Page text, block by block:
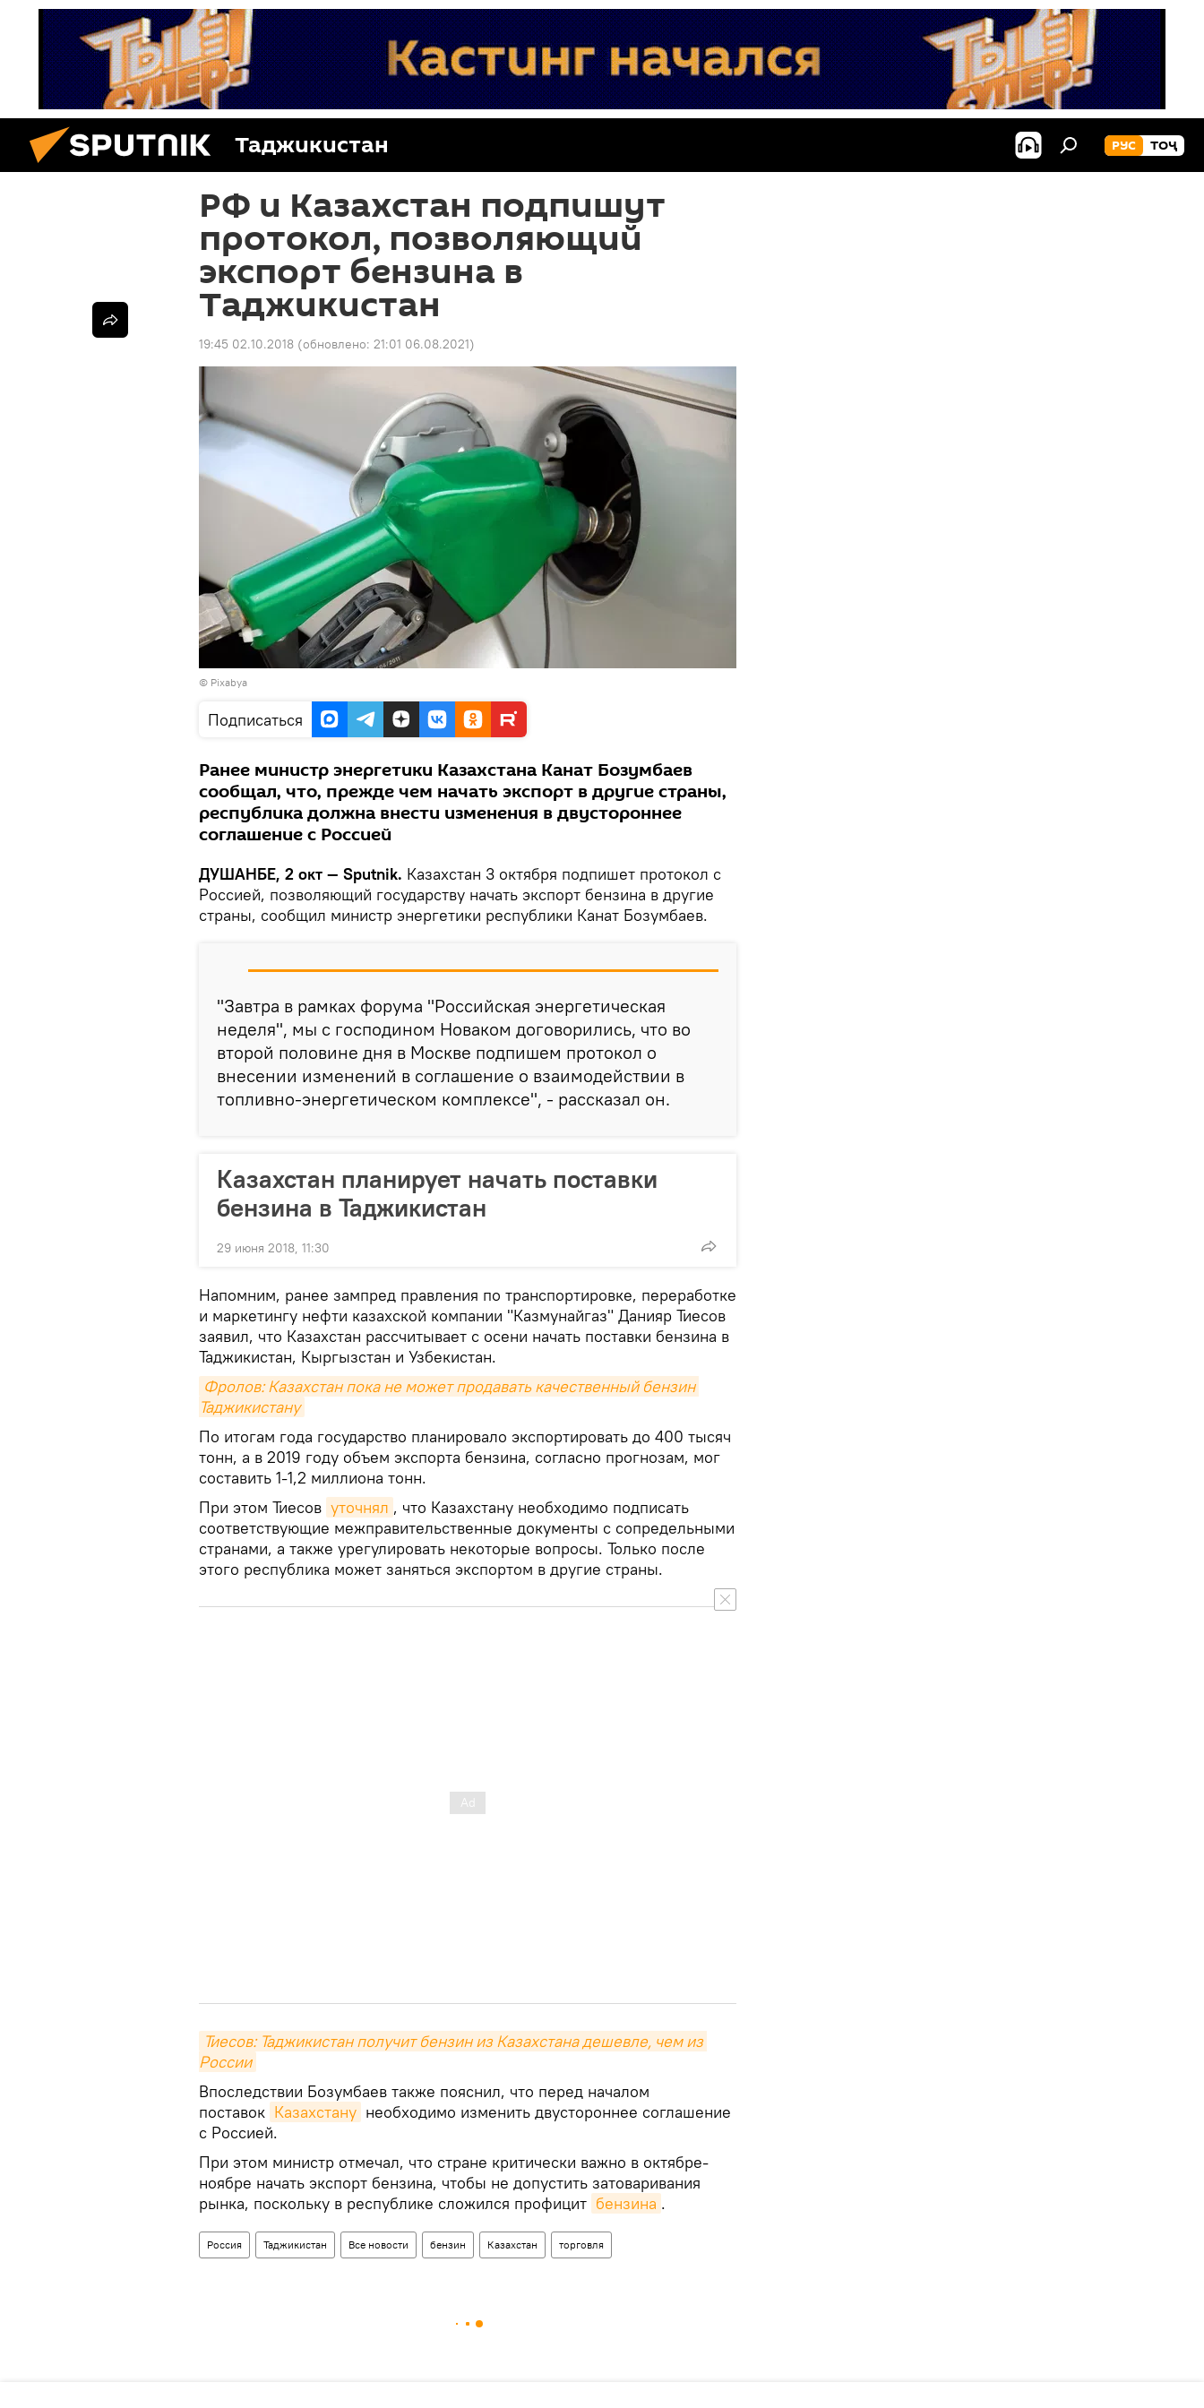
Таджикистан РУС ТОҶ
РФ и Казахстан подпишут
протокол, позволяющий
экспорт бензина в
Таджикистан
19:45 02.10.2018 (обновлено: 21:01 06.08.2021)
© Pixabya
Подписаться
Ранее министр энергетики Казахстана Канат Бозумбаев
сообщал, что, прежде чем начать экспорт в другие страны,
республика должна внести изменения в двустороннее
соглашение с Россией
ДУШАНБЕ, 2 окт — Sputnik. Казахстан 3 октября подпишет протокол с
Россией, позволяющий государству начать экспорт бензина в другие
страны, сообщил министр энергетики республики Канат Бозумбаев.
"Завтра в рамках форума "Российская энергетическая
неделя", мы с господином Новаком договорились, что во
второй половине дня в Москве подпишем протокол о
внесении изменений в соглашение о взаимодействии в
топливно-энергетическом комплексе", - рассказал он.
Казахстан планирует начать поставки
бензина в Таджикистан
29 июня 2018, 11:30
Напомним, ранее зампред правления по транспортировке, переработке
и маркетингу нефти казахской компании "Казмунайгаз" Данияр Тиесов
заявил, что Казахстан рассчитывает с осени начать поставки бензина в
Таджикистан, Кыргызстан и Узбекистан.
Фролов: Казахстан пока не может продавать качественный бензин
Таджикистану
По итогам года государство планировало экспортировать до 400 тысяч
тонн, а в 2019 году объем экспорта бензина, согласно прогнозам, мог
составить 1-1,2 миллиона тонн.
При этом Тиесов уточнял , что Казахстану необходимо подписать
соответствующие межправительственные документы с сопредельными
странами, а также урегулировать некоторые вопросы. Только после
этого республика может заняться экспортом в другие страны.
Тиесов: Таджикистан получит бензин из Казахстана дешевле, чем из
России
Впоследствии Бозумбаев также пояснил, что перед началом
поставок Казахстану необходимо изменить двустороннее соглашение
с Россией.
При этом министр отмечал, что стране критически важно в октябре-
ноябре начать экспорт бензина, чтобы не допустить затоваривания
рынка, поскольку в республике сложился профицит бензина .
Россия Таджикистан Все новости бензин Казахстан торговля